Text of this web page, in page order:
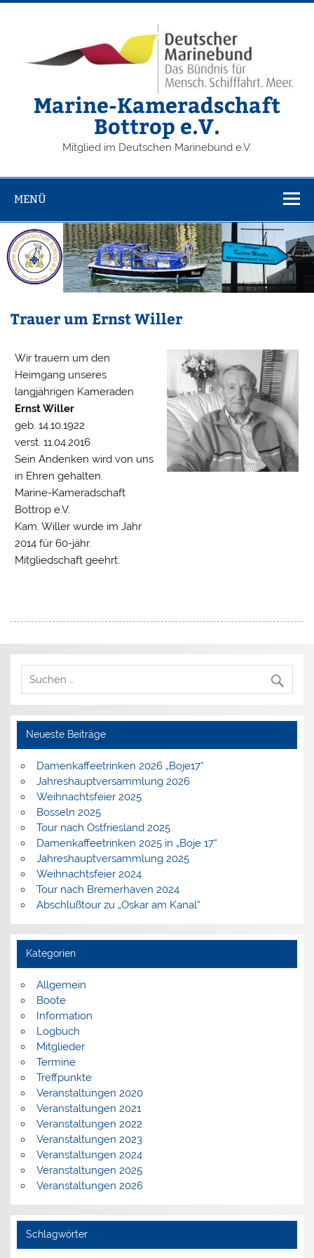
Zum
Marine-Kameradschaft
Bottrop e.V.
Mitglied im Deutschen Marinebund e.V.
MENÜ
Trauer um Ernst Willer
Wir trauern um den
Heimgang unseres
langjährigen Kameraden
Ernst Willer
geb. 14.10.1922
verst. 11.04.2016
Sein Andenken wird von uns
in Ehren gehalten.
Marine-Kameradschaft
Bottrop e.V.
Kam. Willer wurde im Jahr
2014 für 60-jähr.
Mitgliedschaft geehrt.
Neueste Beiträge
Damenkaffeetrinken 2026 „Boje17“
Jahreshauptversammlung 2026
Weihnachtsfeier 2025
Bosseln 2025
Tour nach Ostfriesland 2025
Damenkaffeetrinken 2025 in „Boje 17“
Jahreshauptversammlung 2025
Weihnachtsfeier 2024
Tour nach Bremerhaven 2024
Abschlußtour zu „Oskar am Kanal“
Kategorien
Allgemein
Boote
Information
Logbuch
Mitglieder
Termine
Treffpunkte
Veranstaltungen 2020
Veranstaltungen 2021
Veranstaltungen 2022
Veranstaltungen 2023
Veranstaltungen 2024
Veranstaltungen 2025
Veranstaltungen 2026
Schlagwörter